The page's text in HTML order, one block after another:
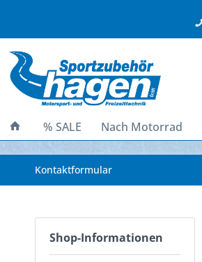
% SALE Nach Motorrad
Kontaktformular
Shop-Informationen